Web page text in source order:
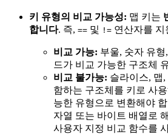
키 유형의 비교 가능성: 맵 키는
합니다. 즉, == 및 != 연산자를 지
비교 가능: 부울, 숫자 유
드가 비교 가능한 구조체
비교 불가능: 슬라이스, 맵
함하는 구조체를 키로 사
능한 유형으로 변환해야
자열 또는 바이트 배열로
사용자 지정 비교 함수를